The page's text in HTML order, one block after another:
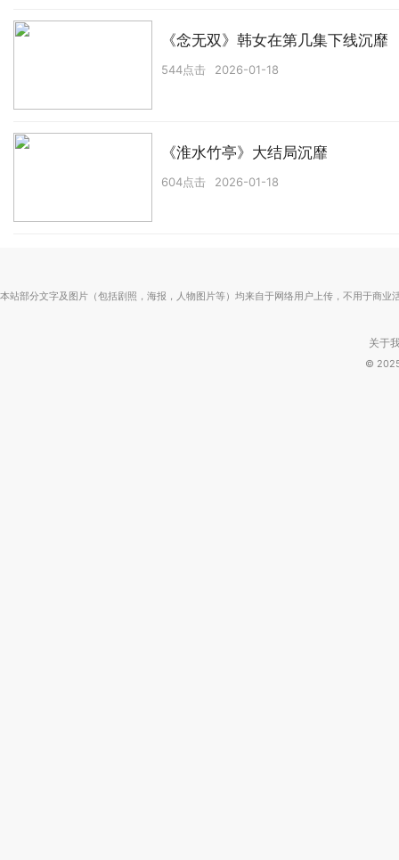
《念无双》韩女在第几集下线沉靡
544点击 2026-01-18
《淮水竹亭》大结局沉靡
604点击 2026-01-18
本站部分文字及图片（包括剧照，海报，人物图片等）均来自于网络用户上传，不用于商
关于
©